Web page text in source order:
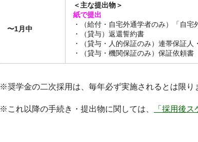
〜1月中
＜主な提出物＞
紙で提出
・（給付・自宅外通学者のみ）「自宅
・（貸与）返還誓約書
・（貸与・人的保証のみ）連帯保証
・（貸与・機関保証のみ）保証依頼書
※奨学金の二次採用は、毎年必ず実施されるとは限り
※これ以降の手続き・提出物に関しては、 「採用後ス